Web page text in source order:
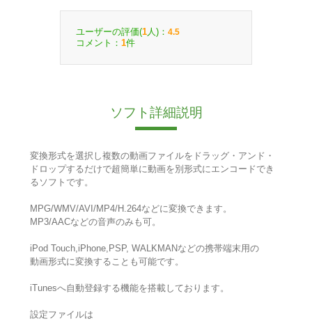
ユーザーの評価(1 人)： 4.5
コメント： 1件
ソフト詳細説明
変換形式を選択し複数の動画ファイルをドラッグ・アンド・
ドロップするだけで超簡単に動画を別形式にエンコードでき
るソフトです。
MPG/WMV/AVI/MP4/H.264などに変換できます。
MP3/AACなどの音声のみも可。
iPod Touch,iPhone,PSP, WALKMANなどの携帯端末用の
動画形式に変換することも可能です。
iTunesへ自動登録する機能を搭載しております。
設定ファイルは